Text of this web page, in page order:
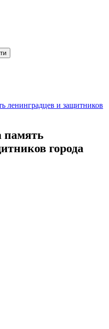
ленинградцев и защитников
память
города